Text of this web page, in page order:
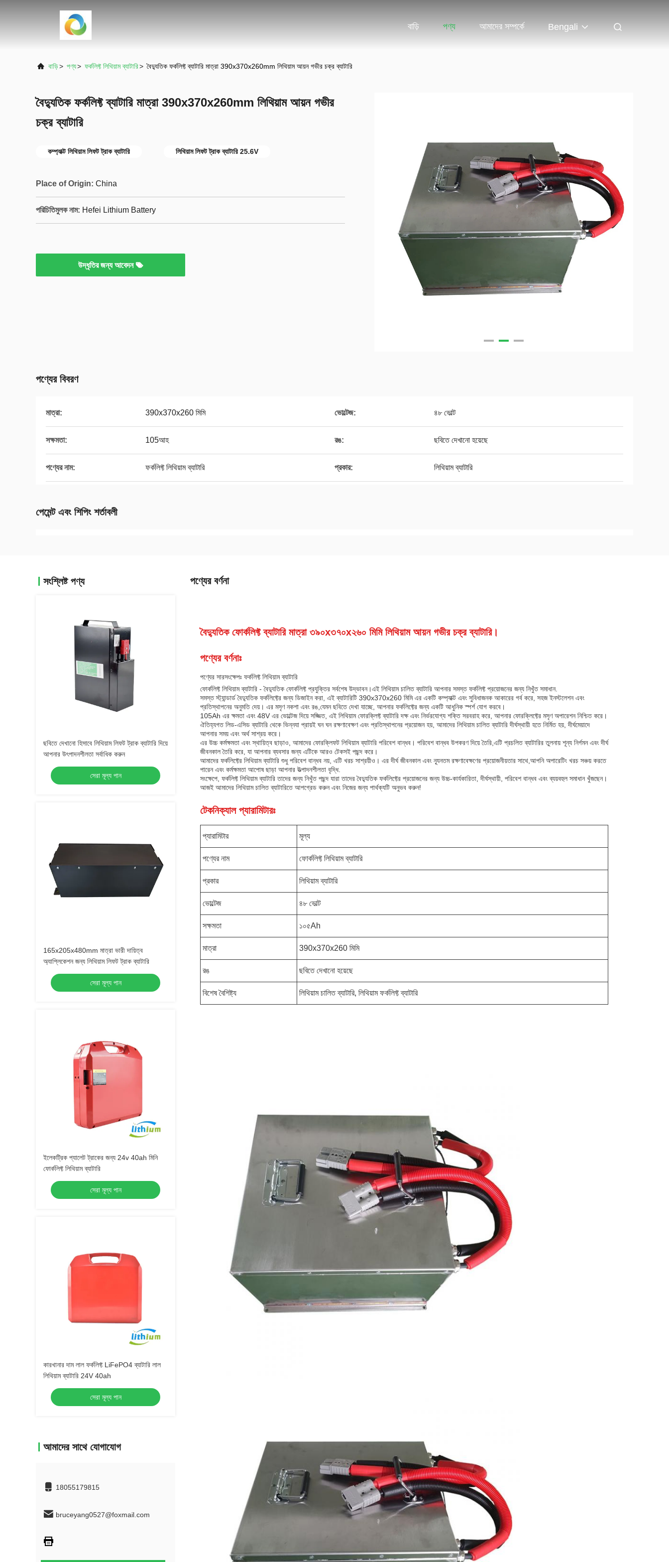
বাড়ি পণ্য আমাদের সম্পর্কে Bengali
বাড়ি> পণ্য> ফর্কলিফ্ট লিথিয়াম ব্যাটারি> বৈদ্যুতিক ফর্কলিফ্ট ব্যাটারি মাত্রা 390x370x260mm লিথিয়াম আয়ন গভীর চক্র ব্যাটারি
বৈদ্যুতিক ফর্কলিফ্ট ব্যাটারি মাত্রা 390x370x260mm লিথিয়াম আয়ন গভীর
চক্র ব্যাটারি
কম্প্যাক্ট লিথিয়াম লিফট ট্রাক ব্যাটারি লিথিয়াম লিফট ট্রাক ব্যাটারি 25.6V
Place of Origin: China
পরিচিতিমুলক নাম: Hefei Lithium Battery
উদ্ধৃতির জন্য আবেদন
পণ্যের বিবরণ
মাত্রা: 390x370x260 মিমি ভোল্টেজ: ৪৮ ভোল্ট
সক্ষমতা: 105আহ রঙ: ছবিতে দেখানো হয়েছে
পণ্যের নাম: ফর্কলিফ্ট লিথিয়াম ব্যাটারি প্রকার: লিথিয়াম ব্যাটারি
পেমেন্ট এবং শিপিং শর্তাবলী
সংশ্লিষ্ট পণ্য
ছবিতে দেখানো হিসাবে লিথিয়াম লিফট ট্রাক ব্যাটারি দিয়ে
আপনার উৎপাদনশীলতা সর্বাধিক করুন
সেরা মূল্য পান
165x205x480mm মাত্রা ভারী দায়িত্ব
অ্যাপ্লিকেশন জন্য লিথিয়াম লিফট ট্রাক ব্যাটারি
সেরা মূল্য পান
ইলেকট্রিক প্যালেট ট্রাকের জন্য 24v 40ah মিনি
ফোর্কলিফ্ট লিথিয়াম ব্যাটারি
সেরা মূল্য পান
কারখানার দাম লাল ফর্কলিফ্ট LiFePO4 ব্যাটারি লাল
লিথিয়াম ব্যাটারি 24V 40ah
সেরা মূল্য পান
আমাদের সাথে যোগাযোগ
18055179815
bruceyang0527@foxmail.com
পণ্যের বর্ণনা
বৈদ্যুতিক ফোর্কলিফ্ট ব্যাটারি মাত্রা ৩৯০x৩৭০x২৬০ মিমি লিথিয়াম আয়ন গভীর চক্র ব্যাটারি।
পণ্যের বর্ণনাঃ
পণ্যের সারসংক্ষেপঃ ফর্কলিফ্ট লিথিয়াম ব্যাটারি
ফোর্কলিফ্ট লিথিয়াম ব্যাটারি - বৈদ্যুতিক ফোর্কলিফ্ট প্রযুক্তির সর্বশেষ উদ্ভাবন।এই লিথিয়াম চালিত ব্যাটারি আপনার সমস্ত ফর্কলিফ্ট প্রয়োজনের জন্য নিখুঁত সমাধান.
সমস্ত স্ট্যান্ডার্ড বৈদ্যুতিক ফর্কলিফ্টের জন্য ডিজাইন করা, এই ব্যাটারিটি 390x370x260 মিমি এর একটি কম্প্যাক্ট এবং সুবিধাজনক আকারের গর্ব করে, সহজ ইনস্টলেশন এবং
প্রতিস্থাপনের অনুমতি দেয়। এর মসৃণ নকশা এবং রঙ,যেমন ছবিতে দেখা যাচ্ছে, আপনার ফর্কলিফ্টের জন্য একটি আধুনিক স্পর্শ যোগ করবে।
105Ah এর ক্ষমতা এবং 48V এর ভোল্টেজ দিয়ে সজ্জিত, এই লিথিয়াম ফোরক্লিফ্ট ব্যাটারি দক্ষ এবং নির্ভরযোগ্য শক্তি সরবরাহ করে, আপনার ফোরক্লিফ্টের মসৃণ অপারেশন নিশ্চিত করে।
ঐতিহ্যগত লিড-এসিড ব্যাটারি থেকে ভিন্নযা প্রায়ই ঘন ঘন রক্ষণাবেক্ষণ এবং প্রতিস্থাপনের প্রয়োজন হয়, আমাদের লিথিয়াম চালিত ব্যাটারি দীর্ঘস্থায়ী হতে নির্মিত হয়, দীর্ঘমেয়াদে
আপনার সময় এবং অর্থ সাশ্রয় করে।
এর উচ্চ কর্মক্ষমতা এবং স্থায়িত্ব ছাড়াও, আমাদের ফোরক্লিফট লিথিয়াম ব্যাটারি পরিবেশ বান্ধব। পরিবেশ বান্ধব উপকরণ দিয়ে তৈরি,এটি প্রচলিত ব্যাটারির তুলনায় শূন্য নির্গমন এবং দীর্ঘ
জীবনকাল তৈরি করে, যা আপনার ব্যবসার জন্য এটিকে আরও টেকসই পছন্দ করে।
আমাদের ফর্কলিফ্টের লিথিয়াম ব্যাটারি শুধু পরিবেশ বান্ধব নয়, এটি খরচ সাশ্রয়ীও। এর দীর্ঘ জীবনকাল এবং ন্যূনতম রক্ষণাবেক্ষণের প্রয়োজনীয়তার সাথে,আপনি অপারেটিং খরচ সঞ্চয় করতে
পারেন এবং কর্মক্ষমতা আপোষ ছাড়া আপনার উত্পাদনশীলতা বৃদ্ধি.
সংক্ষেপে, ফর্কলিফ্ট লিথিয়াম ব্যাটারি তাদের জন্য নিখুঁত পছন্দ যারা তাদের বৈদ্যুতিক ফর্কলিফ্টের প্রয়োজনের জন্য উচ্চ-কার্যকারিতা, দীর্ঘস্থায়ী, পরিবেশ বান্ধব এবং ব্যয়বহুল সমাধান খুঁজছেন।
আজই আমাদের লিথিয়াম চালিত ব্যাটারিতে আপগ্রেড করুন এবং নিজের জন্য পার্থক্যটি অনুভব করুন!
টেকনিক্যাল প্যারামিটারঃ
প্যারামিটার মূল্য
পণ্যের নাম ফোর্কলিফ্ট লিথিয়াম ব্যাটারি
প্রকার লিথিয়াম ব্যাটারি
ভোল্টেজ ৪৮ ভোল্ট
সক্ষমতা ১০৫Ah
মাত্রা 390x370x260 মিমি
রঙ ছবিতে দেখানো হয়েছে
বিশেষ বৈশিষ্ট্য লিথিয়াম চালিত ব্যাটারি, লিথিয়াম ফর্কলিফ্ট ব্যাটারি